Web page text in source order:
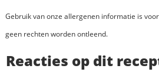
Gebruik van onze allergenen informatie is
geen rechten worden ontleend.
Reacties op dit